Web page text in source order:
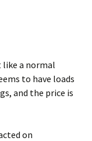
a normal
to have loads
and the price is
on